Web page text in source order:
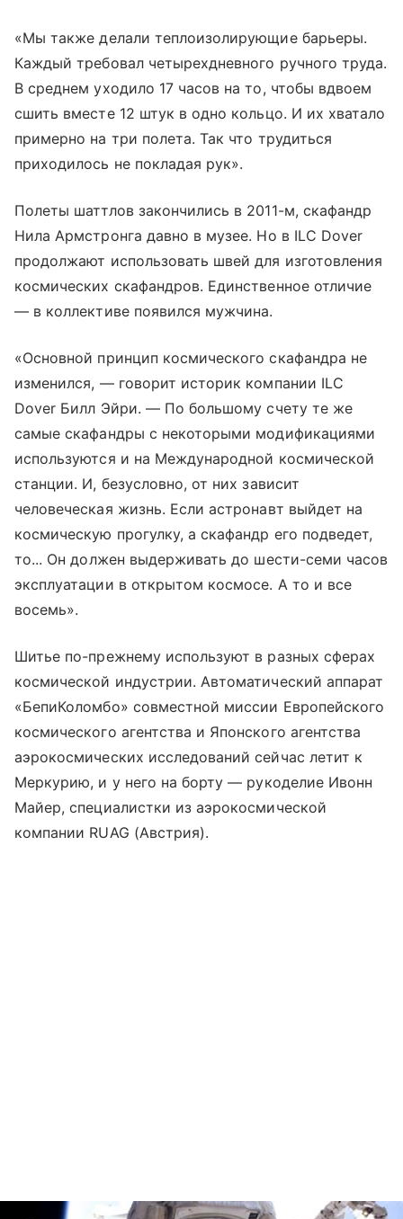
«Мы также делали теплоизолирующие барьеры.
Каждый требовал четырехдневного ручного труда.
В среднем уходило 17 часов на то, чтобы вдвоем
сшить вместе 12 штук в одно кольцо. И их хватало
примерно на три полета. Так что трудиться
приходилось не покладая рук».
Полеты шаттлов закончились в 2011-м, скафандр
Нила Армстронга давно в музее. Но в ILC Dover
продолжают использовать швей для изготовления
космических скафандров. Единственное отличие
— в коллективе появился мужчина.
«Основной принцип космического скафандра не
изменился, — говорит историк компании ILC
Dover Билл Эйри. — По большому счету те же
самые скафандры с некоторыми модификациями
используются и на Международной космической
станции. И, безусловно, от них зависит
человеческая жизнь. Если астронавт выйдет на
космическую прогулку, а скафандр его подведет,
то... Он должен выдерживать до шести-семи часов
эксплуатации в открытом космосе. А то и все
восемь».
Шитье по-прежнему используют в разных сферах
космической индустрии. Автоматический аппарат
«БепиКоломбо» совместной миссии Европейского
космического агентства и Японского агентства
аэрокосмических исследований сейчас летит к
Меркурию, и у него на борту — рукоделие Ивонн
Майер, специалистки из аэрокосмической
компании RUAG (Австрия).